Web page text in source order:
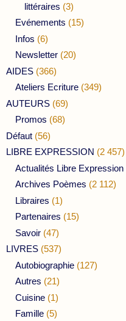
littéraires (3)
Evénements (15)
Infos (6)
Newsletter (20)
AIDES (366)
Ateliers Ecriture (349)
AUTEURS (69)
Promos (68)
Défaut (56)
LIBRE EXPRESSION (2 457)
Actualités Libre Expression
Archives Poèmes (2 112)
Libraires (1)
Partenaires (15)
Savoir (47)
LIVRES (537)
Autobiographie (127)
Autres (21)
Cuisine (1)
Famille (5)